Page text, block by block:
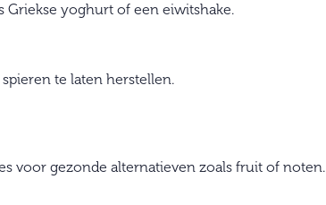
Griekse yoghurt of een eiwitshake.
te laten herstellen.
voor gezonde alternatieven zoals fruit of noten.